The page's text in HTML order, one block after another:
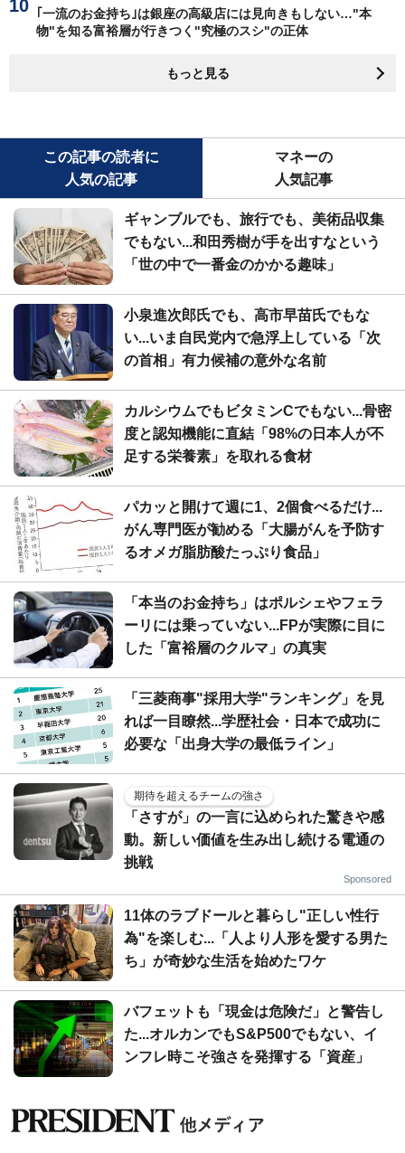
｢一流のお金持ち｣は銀座の高級店には見向きもしない…"本
物"を知る富裕層が行きつく"究極のスシ"の正体
もっと見る
この記事の読者に
人気の記事
マネーの
人気記事
ギャンブルでも、旅行でも、美術品収集
でもない...和田秀樹が手を出すなという
「世の中で一番金のかかる趣味」
小泉進次郎氏でも、高市早苗氏でもな
い...いま自民党内で急浮上している「次
の首相」有力候補の意外な名前
カルシウムでもビタミンCでもない...骨密
度と認知機能に直結「98%の日本人が不
足する栄養素」を取れる食材
パカッと開けて週に1、2個食べるだけ...
がん専門医が勧める「大腸がんを予防す
るオメガ脂肪酸たっぷり食品」
「本当のお金持ち」はポルシェやフェラ
ーリには乗っていない...FPが実際に目に
した「富裕層のクルマ」の真実
「三菱商事"採用大学"ランキング」を見
れば一目瞭然...学歴社会・日本で成功に
必要な「出身大学の最低ライン」
期待を超えるチームの強さ
「さすが」の一言に込められた驚きや感
動。新しい価値を生み出し続ける電通の
挑戦
Sponsored
11体のラブドールと暮らし"正しい性行
為"を楽しむ...「人より人形を愛する男た
ち」が奇妙な生活を始めたワケ
バフェットも「現金は危険だ」と警告し
た...オルカンでもS&P500でもない、イ
ンフレ時こそ強さを発揮する「資産」